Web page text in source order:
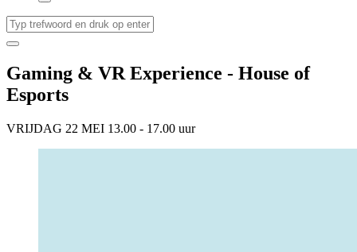
Gaming & VR Experience - House of
Esports
VRIJDAG 22 MEI 13.00 - 17.00 uur